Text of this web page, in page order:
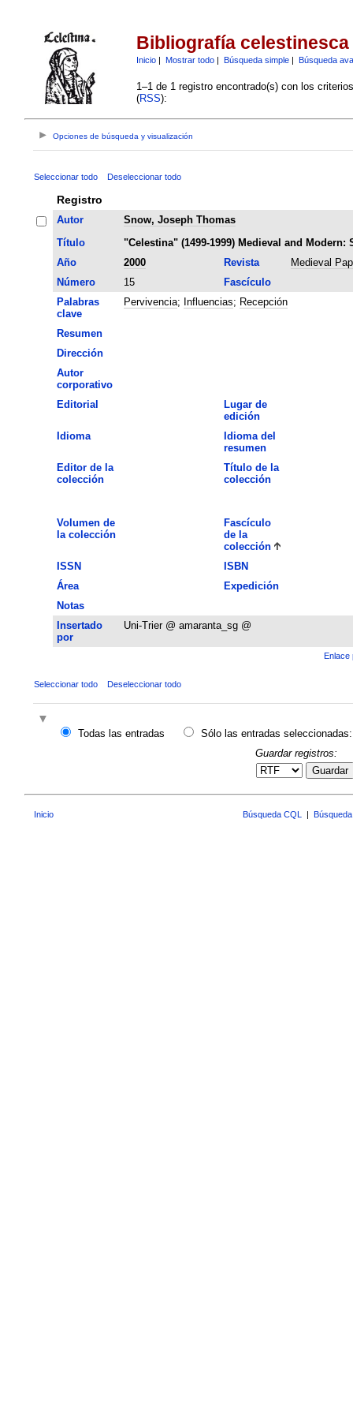
Bibliografía celestinesca
Inicio| Mostrar todo| Búsqueda simple| Búsqueda
1–1 de 1 registro encontrado(s) con los
(RSS):
Opciones de búsqueda y visualización
Seleccionar todo Deseleccionar todo
Registro
Autor
Snow, Joseph Thomas
Título
"Celestina" (1499-1999) Medieval and
Año
2000 Revista
Medieval
Número
15
Fascículo
Palabras
clave
Pervivencia; Influencias; Recepción
Resumen
Dirección
Autor
corporativo
Editorial
Lugar de
edición
Idioma
Idioma del
resumen
Editor de la
colección
Título de la
colección
Volumen de
la colección
Fascículo
de la
colección
ISSN
ISBN
Área
Expedición
Notas
Insertado
por
Uni-Trier @ amaranta_sg @
Enlace
Seleccionar todo Deseleccionar todo
Todas las entradas
Sólo las entradas seleccionadas:
Guardar registros:
Guardar
Inicio Búsqueda CQL